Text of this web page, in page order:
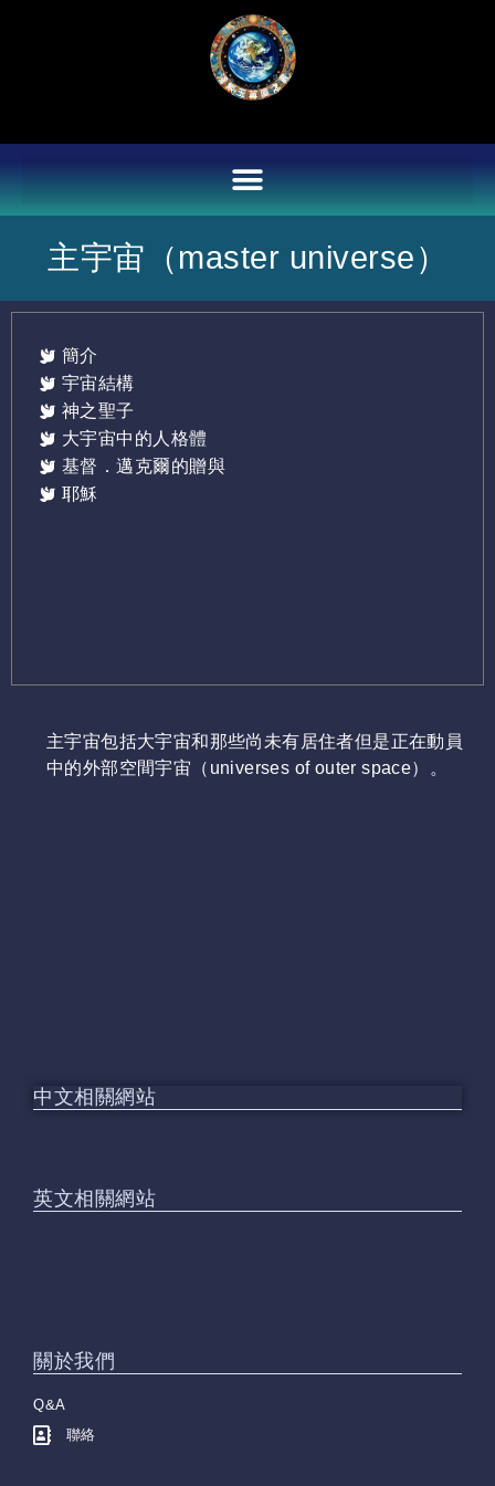
主宇宙（master universe）
簡介
宇宙結構
神之聖子
大宇宙中的人格體
基督．邁克爾的贈與
耶穌
主宇宙包括大宇宙和那些尚未有居住者但是正在動員
中的外部空間宇宙（ universes of outer space）。
中文相關網站
英文相關網站
關於我們
Q&A
聯絡